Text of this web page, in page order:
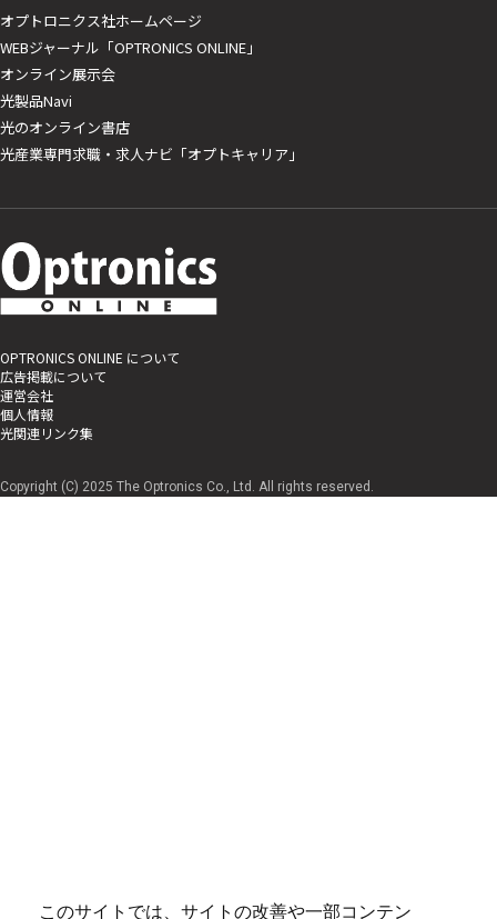
このサイトでは、サイトの改善や一部コンテン
オプトロニクス社ホームページ
WEBジャーナル「OPTRONICS ONLINE」
オンライン展示会
光製品Navi
光のオンライン書店
光産業専門求職・求人ナビ「オプトキャリア」
OPTRONICS ONLINE について
広告掲載について
運営会社
個人情報
光関連リンク集
Copyright (C) 2025 The Optronics Co., Ltd. All rights reserved.